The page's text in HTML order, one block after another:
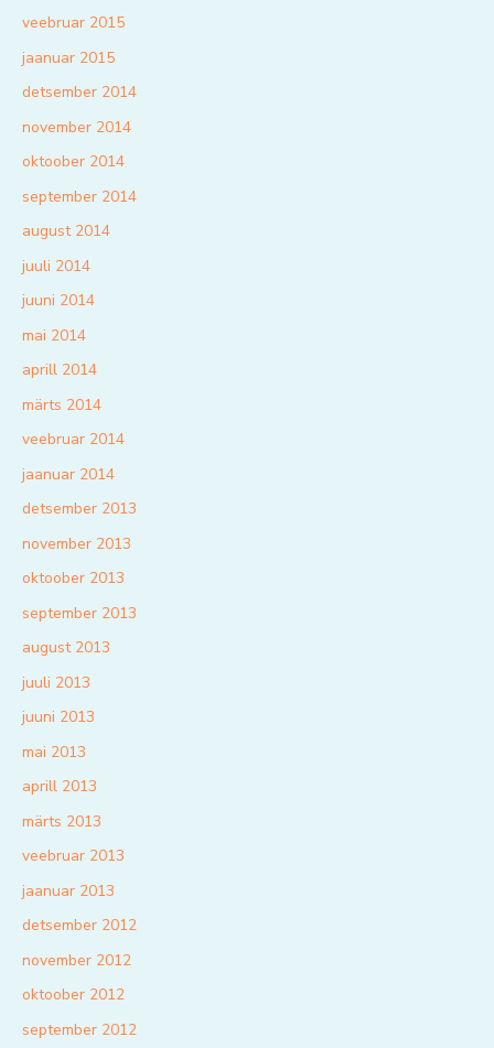
veebruar 2015
jaanuar 2015
detsember 2014
november 2014
oktoober 2014
september 2014
august 2014
juuli 2014
juuni 2014
mai 2014
aprill 2014
märts 2014
veebruar 2014
jaanuar 2014
detsember 2013
november 2013
oktoober 2013
september 2013
august 2013
juuli 2013
juuni 2013
mai 2013
aprill 2013
märts 2013
veebruar 2013
jaanuar 2013
detsember 2012
november 2012
oktoober 2012
september 2012